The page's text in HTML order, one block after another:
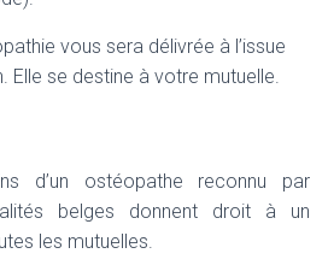
vous sera délivrée à l’issue
Elle se destine à votre mutuelle.
d’un ostéopathe reconnu par
belges donnent droit à un
les mutuelles.